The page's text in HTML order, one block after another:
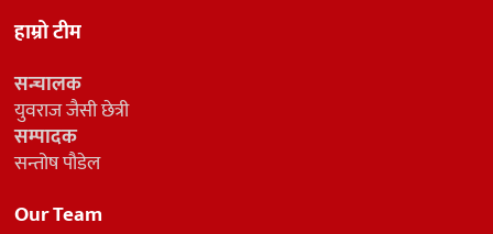
हाम्रो टीम
सन्चालक
युवराज जैसी छेत्री
सम्पादक
सन्तोष पौडेल
Our Team